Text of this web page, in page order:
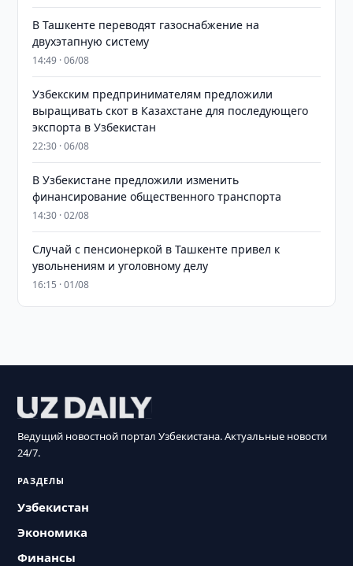
В Ташкенте переводят газоснабжение на
двухэтапную систему
14:49 · 06/08
Узбекским предпринимателям предложили
выращивать скот в Казахстане для последующего
экспорта в Узбекистан
22:30 · 06/08
В Узбекистане предложили изменить
финансирование общественного транспорта
14:30 · 02/08
Случай с пенсионеркой в Ташкенте привел к
увольнениям и уголовному делу
16:15 · 01/08
Ведущий новостной портал Узбекистана. Актуальные новости
24/7.
РАЗДЕЛЫ
Узбекистан
Экономика
Финансы